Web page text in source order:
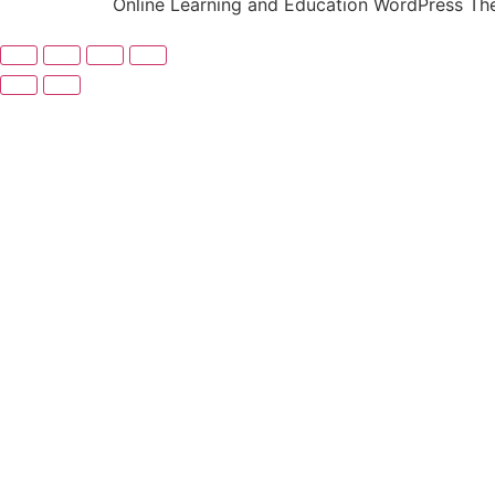
Online Learning and Education WordPress